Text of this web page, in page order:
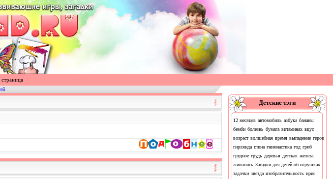
страница
Детские тэги
12 месяцев автомобиль азбука бананы
бемби болезнь бумага витаминах вкус
возраст волшебная время выпадение герои
гирлянда глина гнимнастика год гриб
грудное грудь деревья детская железа
живопись Загадки для детей об игрушках
задачки звезда изобразительность ирис